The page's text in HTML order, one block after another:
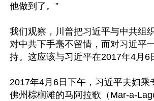
他做到了。”
我们观察，川普把习近平与中共组
对中共下手毫不留情，而对习近平
持。这应该与习近平在2017年4月6
2017年4月6日下午，习近平夫妇乘
佛州棕榈滩的马阿拉歌（Mar-a-